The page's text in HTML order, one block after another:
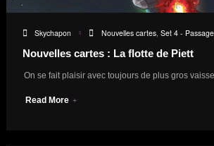
Skychapon Nouvelles cartes, Set 4 -
Nouvelles cartes : La flotte de Piett
On se fait plaisir avec toujours de plus gros
Read More